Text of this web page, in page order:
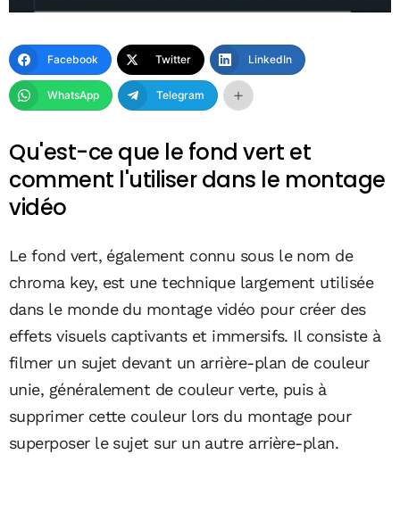
Facebook Twitter LinkedIn
WhatsApp Telegram
Qu'est-ce que le fond vert et
comment l'utiliser dans le montage
vidéo
Le fond vert, également connu sous le nom de
chroma key, est une technique largement utilisée
dans le monde du montage vidéo pour créer des
effets visuels captivants et immersifs. Il consiste à
filmer un sujet devant un arrière-plan de couleur
unie, généralement de couleur verte, puis à
supprimer cette couleur lors du montage pour
superposer le sujet sur un autre arrière-plan.